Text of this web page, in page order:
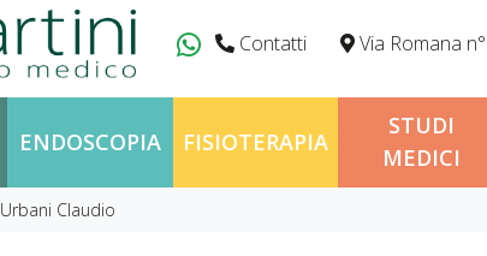
Contatti Via Romana
ENDOSCOPIA FISIOTERAPIA
STUDI
MEDICI
Urbani Claudio